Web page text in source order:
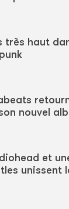
très haut
nouvel
et
unissent